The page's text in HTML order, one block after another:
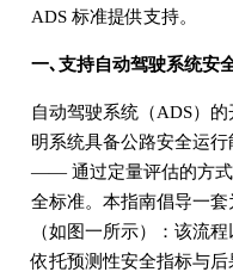
ADS 标准提供支持。
一､支持自动驾驶系统安
自动驾驶系统（ADS）
明系统具备公路安全运
—— 通过定量评估的方式
全标准。本指南倡导一
（如图一所示）：该流
依托预测性安全指标与后